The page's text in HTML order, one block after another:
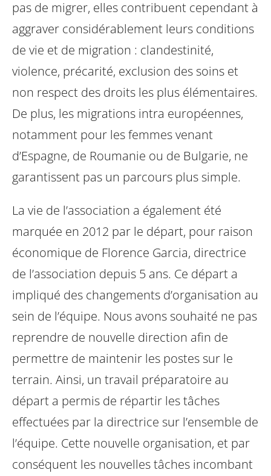
pas de migrer, elles contribuent cependant à
aggraver considérablement leurs conditions
de vie et de migration : clandestinité,
violence, précarité, exclusion des soins et
non respect des droits les plus élémentaires.
De plus, les migrations intra européennes,
notamment pour les femmes venant
d’Espagne, de Roumanie ou de Bulgarie, ne
garantissent pas un parcours plus simple.
La vie de l’association a également été
marquée en 2012 par le départ, pour raison
économique de Florence Garcia, directrice
de l’association depuis 5 ans. Ce départ a
impliqué des changements d’organisation au
sein de l’équipe. Nous avons souhaité ne pas
reprendre de nouvelle direction afin de
permettre de maintenir les postes sur le
terrain. Ainsi, un travail préparatoire au
départ a permis de répartir les tâches
effectuées par la directrice sur l’ensemble de
l’équipe. Cette nouvelle organisation, et par
conséquent les nouvelles tâches incombant